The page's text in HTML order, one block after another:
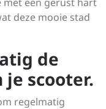
deze mooie stad
de
je scooter.
regelmatig